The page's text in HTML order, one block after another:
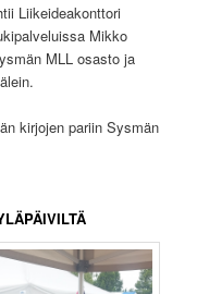
Liikeideakonttori
Mikko
MLL osasto ja
kirjojen pariin Sysmän